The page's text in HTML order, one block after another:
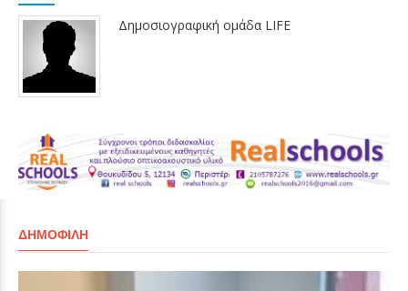
Δημοσιογραφική ομάδα LIFE
ΔΗΜΟΦΙΛΉ